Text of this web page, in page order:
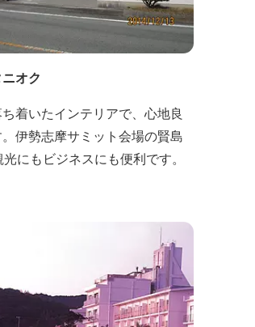
オク
着いたインテリアで、心地良
伊勢志摩サミット会場の賢島
にもビジネスにも便利です。